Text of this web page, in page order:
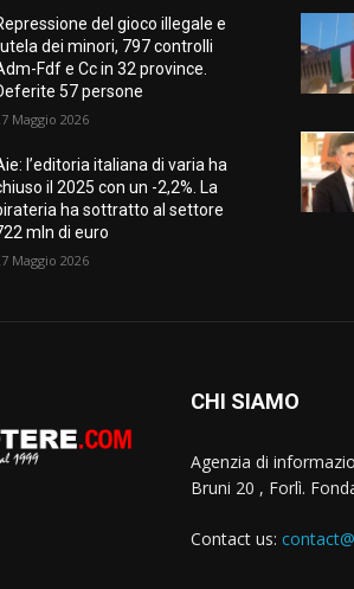
del gioco illegale e
dei minori, 797 controlli
Fdf e Cc in 32 province.
57 persone
Maggio 2026
l’editoria italiana di varia ha
il 2025 con un -2,2%. La
ha sottratto al settore
mln di euro
Maggio 2026
CHI SIAMO
Agenzia di
Bruni 20 , Forlì.
Contact us: